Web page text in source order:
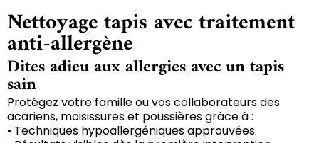
Nettoyage tapis avec traitement
anti-allergène
Dites adieu aux allergies avec un tapis
sain
Protégez votre famille ou vos collaborateurs des
acariens, moisissures et poussières grâce à :
• Techniques hypoallergéniques approuvées.